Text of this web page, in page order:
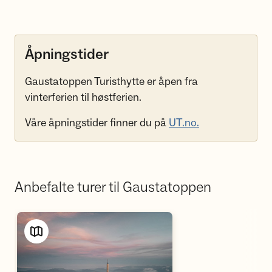
Åpningstider
Gaustatoppen Turisthytte er åpen fra
vinterferien til høstferien.
Våre åpningstider finner du på UT.no.
Anbefalte turer til Gaustatoppen